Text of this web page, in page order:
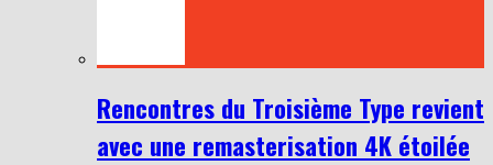
Rencontres du Troisième Type revient
avec une remasterisation 4K étoilée